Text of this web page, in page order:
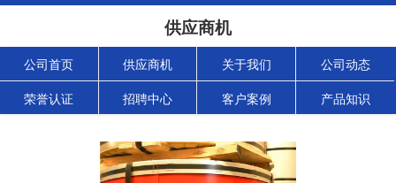
供应商机
公司首页 供应商机 关于我们 公司动态
荣誉认证 招聘中心 客户案例 产品知识